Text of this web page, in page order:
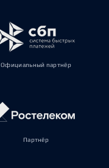
Официальный партнёр
Партнёр